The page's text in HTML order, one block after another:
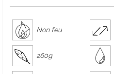
Non feu
260g